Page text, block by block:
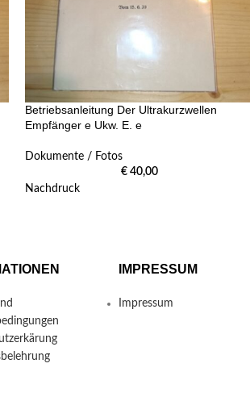
Betriebsanleitung Der Ultrakurzwellen
Empfänger e Ukw. E. e
Dokumente / Fotos
€ 40,00
Nachdruck
IMPRESSUM
Impressum